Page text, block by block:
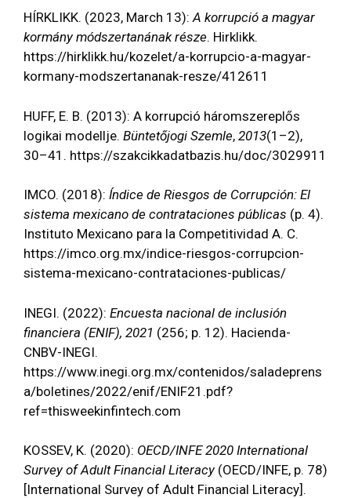
HÍRKLIKK. (2023, March 13):A korrupció a magyar
kormány módszertanának része. Hirklikk.
https://hirklikk.hu/kozelet/a-korrupcio-a-magyar-
kormany-modszertananak-resze/412611
HUFF, E. B. (2013): A korrupció háromszereplős
logikai modellje. Büntetőjogi Szemle, 2013(1–2),
30–41. https://szakcikkadatbazis.hu/doc/3029911
IMCO. (2018): Índice de Riesgos de Corrupción: El
sistema mexicano de contrataciones públicas (p. 4).
Instituto Mexicano para la Competitividad A. C.
https://imco.org.mx/indice-riesgos-corrupcion-
sistema-mexicano-contrataciones-publicas/
INEGI. (2022): Encuesta nacional de inclusión
financiera (ENIF), 2021 (256; p. 12). Hacienda-
CNBV-INEGI.
https://www.inegi.org.mx/contenidos/saladeprens
a/boletines/2022/enif/ENIF21.pdf?
ref=thisweekinfintech.com
KOSSEV, K. (2020): OECD/INFE 2020 International
Survey of Adult Financial Literacy(OECD/INFE, p. 78)
[International Survey of Adult Financial Literacy].